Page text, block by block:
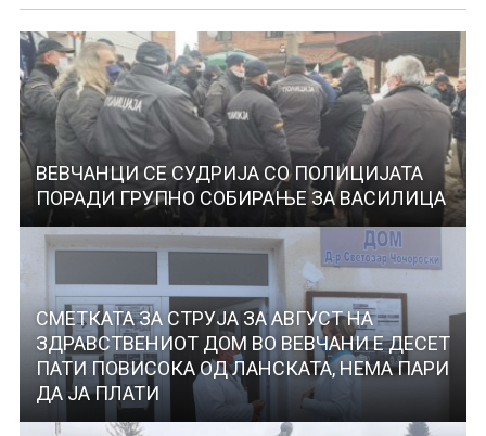
ВЕВЧАНЦИ СЕ СУДРИЈА СО ПОЛИЦИЈАТА
ПОРАДИ ГРУПНО СОБИРАЊЕ ЗА ВАСИЛИЦА
СМЕТКАТА ЗА СТРУЈА ЗА АВГУСТ НА
ЗДРАВСТВЕНИОТ ДОМ ВО ВЕВЧАНИ Е ДЕСЕТ
ПАТИ ПОВИСОКА ОД ЛАНСКАТА, НЕМА ПАРИ
ДА ЈА ПЛАТИ